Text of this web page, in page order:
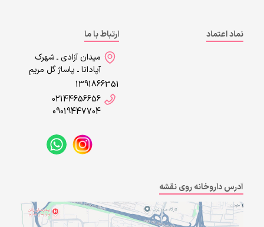
نماد اعتماد
ارتباط با ما
میدان آزادی ـ شهرک
آپادانا ـ پاساژ گل مریم
1391866351
02144656656
09019447704
آدرس داروخانه روی نقشه